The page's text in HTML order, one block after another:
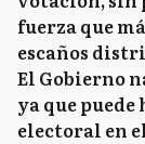
fuerza que
escaños
El Gobierno
ya que
electoral en